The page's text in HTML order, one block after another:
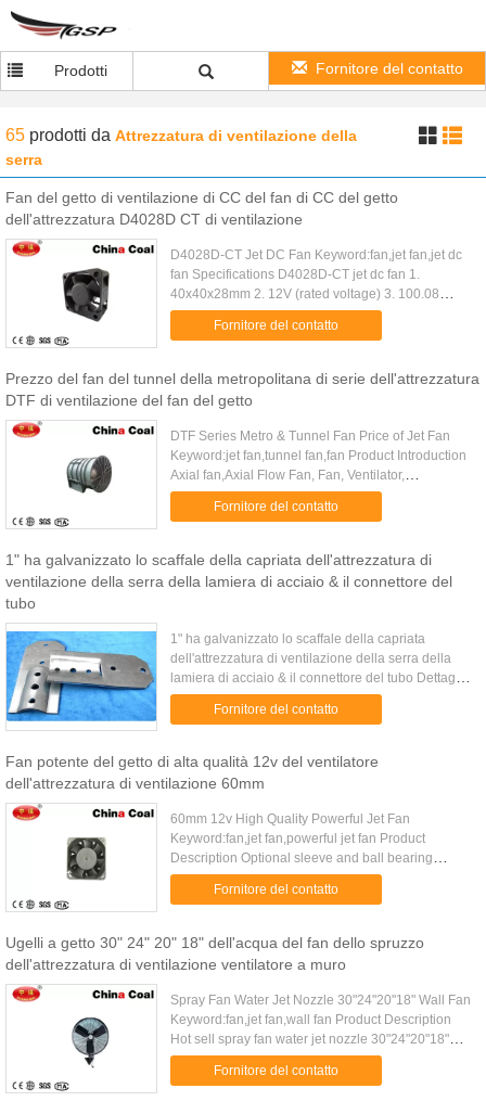
Prodotti Fornitore del contatto
65 prodotti da Attrezzatura di ventilazione della
serra
Fan del getto di ventilazione di CC del fan di CC del getto
dell'attrezzatura D4028D CT di ventilazione
D4028D-CT Jet DC Fan Keyword:fan,jet fan,jet dc
fan Specifications D4028D-CT jet dc fan 1.
40x40x28mm 2. 12V (rated voltage) 3. 100.08
(mmH2O) 4. 37.14 (CFM) Other Products AC Axial
Fans & Blower DC Axial Fans ...
Fornitore del contatto
Prezzo del fan del tunnel della metropolitana di serie dell'attrezzatura
DTF di ventilazione del fan del getto
DTF Series Metro & Tunnel Fan Price of Jet Fan
Keyword:jet fan,tunnel fan,fan Product Introduction
Axial fan,Axial Flow Fan, Fan, Ventilator,
Ventilation, Ventilating Fan, Ventilation, Ventilator
Fornitore del contatto
1" ha galvanizzato lo scaffale della capriata dell'attrezzatura di
ventilazione della serra della lamiera di acciaio & il connettore del
tubo
1" ha galvanizzato lo scaffale della capriata
dell'attrezzatura di ventilazione della serra della
lamiera di acciaio & il connettore del tubo Dettaglio
rapido: Lo scaffale della capriata di XTB & il
connettore ...Fornitore del contatto
Fan potente del getto di alta qualità 12v del ventilatore
dell'attrezzatura di ventilazione 60mm
60mm 12v High Quality Powerful Jet Fan
Keyword:fan,jet fan,powerful jet fan Product
Description Optional sleeve and ball bearing
Sleeve bearing:(lower price) The sleeve was
imported from Germany Low cost ...
Fornitore del contatto
Ugelli a getto 30" 24" 20" 18" dell'acqua del fan dello spruzzo
dell'attrezzatura di ventilazione ventilatore a muro
Spray Fan Water Jet Nozzle 30"24"20"18" Wall Fan
Keyword:fan,jet fan,wall fan Product Description
Hot sell spray fan water jet nozzle 30"24"20"18"
wall fan Our fans are suitable to be installed at: 1/
Fornitore del contatto